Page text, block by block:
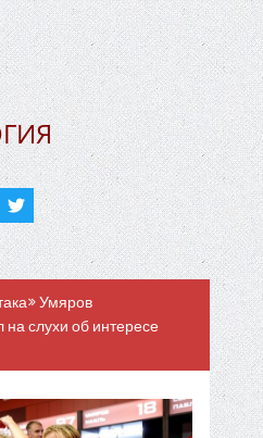
Умяров
на слухи об интересе